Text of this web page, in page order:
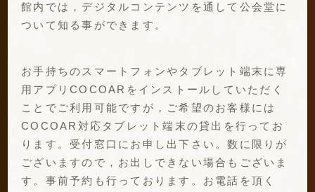
館内では，デジタルコンテンツを通して公会堂に
ついて知る事ができます。
お手持ちのスマートフォンやタブレット端末に専
用アプリCOCOARをインストールしていただく
ことでご利用可能ですが，ご希望のお客様には
COCOAR対応タブレット端末の貸出を行ってお
ります。受付窓口にお申し出下さい。数に限りが
ございますので，お出しできない場合もございま
す。事前予約も行っております。お電話を頂く